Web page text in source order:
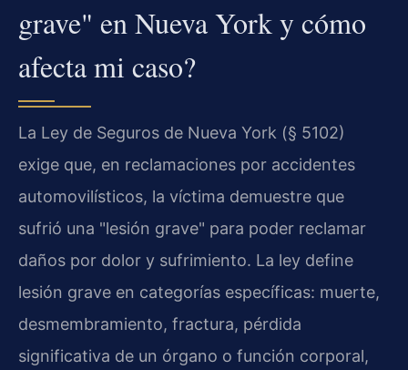
grave" en Nueva York y cómo
afecta mi caso?
La Ley de Seguros de Nueva York (§ 5102)
exige que, en reclamaciones por accidentes
automovilísticos, la víctima demuestre que
sufrió una "lesión grave" para poder reclamar
daños por dolor y sufrimiento. La ley define
lesión grave en categorías específicas: muerte,
desmembramiento, fractura, pérdida
significativa de un órgano o función corporal,